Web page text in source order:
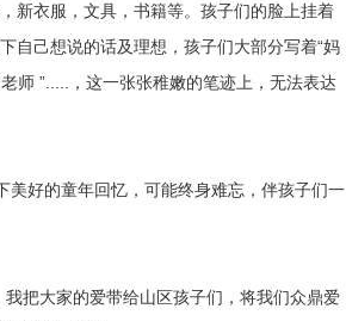
新衣服，文具，书籍等。孩子们的脸上挂着
自己想说的话及理想，孩子们大部分写着“妈
师 ”.....，这一张张稚嫩的笔迹上，无法表达
美好的童年回忆，可能终身难忘，伴孩子们一
把大家的爱带给山区孩子们，将我们众鼎爱